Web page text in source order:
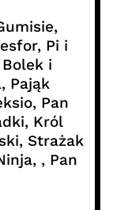
Pi i
i
Pająk
Pan
Król
Strażak
, Pan